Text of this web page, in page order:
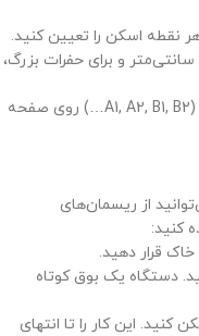
نقطه اسکن را تعیین کنید.
برای دقت حداکثری روی اهداف ریز، فاصله ۵۰ سانتی‌متر و برای حفرات بزرگ،
نرم‌افزار به صورت خودکار یک جدول شطرنجی (A1, A2, B1, B2…) روی صفحه
از ریسمان‌های
کنید:
قرار دهید.
دستگاه یک بوق کوتاه
کنید. این کار را تا انتهای